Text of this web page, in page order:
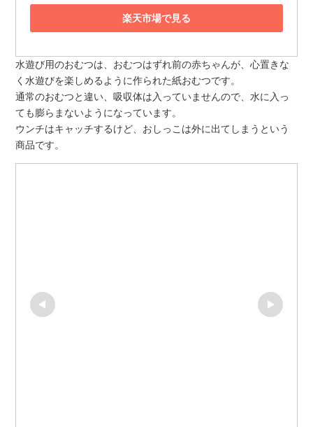
楽天市場で見る
水遊び用のおむつは、おむつはずれ前の赤ちゃんが、心置きな
く水遊びを楽しめるように作られた紙おむつです。
通常のおむつと違い、吸収体は入っていませんので、水に入っ
ても膨らまないようになっています。
ウンチはキャッチするけど、おしっこは外に出てしまうという
商品です。